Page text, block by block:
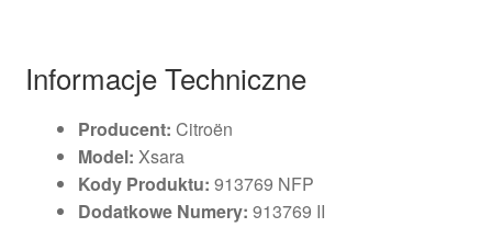
Informacje Techniczne
Producent: Citroën
Model: Xsara
Kody Produktu: 913769 NFP
Dodatkowe Numery: 913769 II